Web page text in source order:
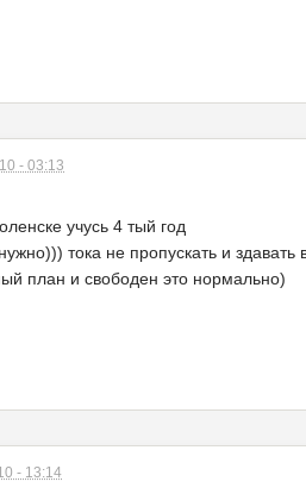
- 03:13
учусь 4 тый год
тока не пропускать и здавать
план и свободен это нормально)
- 13:14